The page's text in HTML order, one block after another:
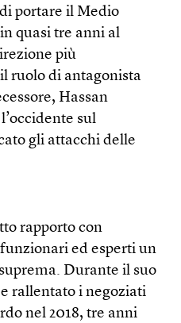
portare il Medio
quasi tre anni al
più
ruolo di antagonista
Hassan
sul
gli attacchi delle
rapporto con
ed esperti un
Durante il suo
rallentato i negoziati
nel 2018, tre anni